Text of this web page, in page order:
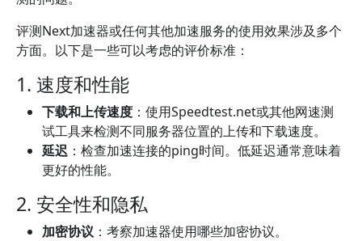
评测Next加速器或任何其他加速服务的使用效果涉及多个
方面。以下是一些可以考虑的评价标准：
1. 速度和性能
下载和上传速度 ：使用Speedtest.net或其他网速测
试工具来检测不同服务器位置的上传和下载速度。
延迟 ：检查加速连接的ping时间。低延迟通常意味着
更好的性能。
2. 安全性和隐私
加密协议 ：考察加速器使用哪些加密协议。